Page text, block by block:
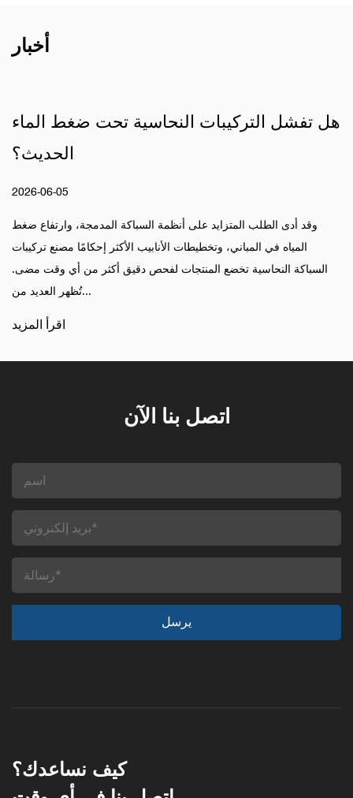
أخبار
هل تفشل
وقد أدى الطلب
المياه في
السباكة
الهيكلي والتكوينات الوظيفية
تستمد اسمها من تكوينها: يتم توجيه منافذ الإدخال
والإخراج بزاوية 90 درجة لبعضها البعض. يخدم هذا التصميم ذو الزاوية
والمكانية. يتم وضع المدخل عادةً بما يتماشى مع
اتصل بنا الآن
كيف نساعدك؟